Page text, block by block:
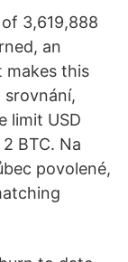
3,619,888
an
makes this
srovnání,
limit USD
BTC. Na
povolené,